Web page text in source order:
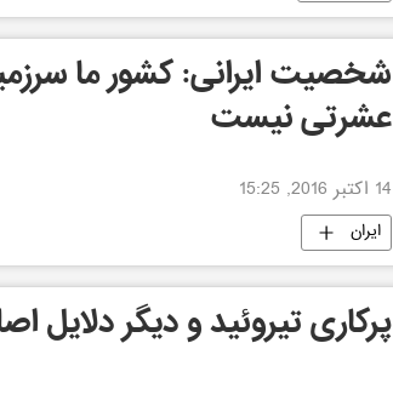
شخصیت ایرانی: کشور ما
عشرتی نیست
14 اکتبر 2016, 15:25
ایران
پرکاری تیروئید و دیگر دلایل